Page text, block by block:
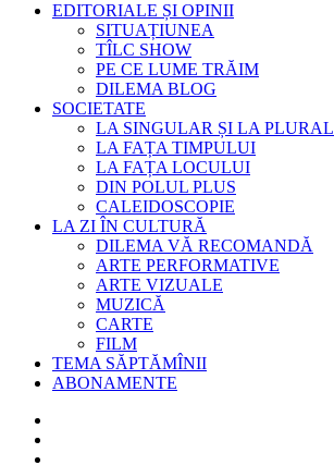
EDITORIALE ȘI OPINII
SITUAȚIUNEA
TÎLC SHOW
PE CE LUME TRĂIM
DILEMA BLOG
SOCIETATE
LA SINGULAR ȘI LA PLURAL
LA FAȚA TIMPULUI
LA FAȚA LOCULUI
DIN POLUL PLUS
CALEIDOSCOPIE
LA ZI ÎN CULTURĂ
DILEMA VĂ RECOMANDĂ
ARTE PERFORMATIVE
ARTE VIZUALE
MUZICĂ
CARTE
FILM
TEMA SĂPTĂMÎNII
ABONAMENTE